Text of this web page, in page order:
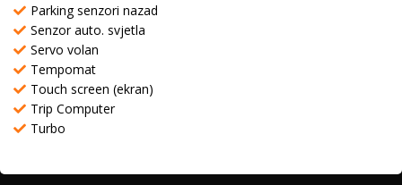
Parking senzori nazad
Senzor auto. svjetla
Servo volan
Tempomat
Touch screen (ekran)
Trip Computer
Turbo